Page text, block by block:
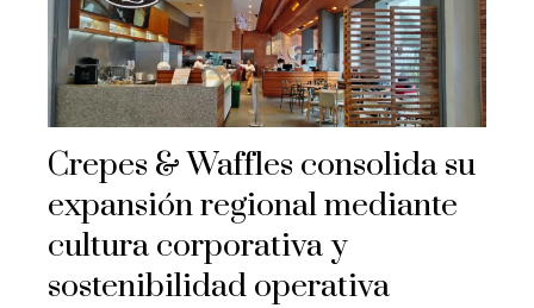
Crepes & Waffles consolida su
expansión regional mediante
cultura corporativa y
sostenibilidad operativa